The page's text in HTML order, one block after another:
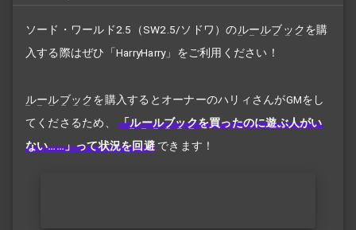
ソード・ワールド2.5（SW2.5/ソドワ）のルールブックを購
入する際はぜひ「HarryHarry」をご利用ください！
ルールブックを購入するとオーナーのハリィさんがGMをし
てくださるため、
「ルールブックを買ったのに遊ぶ人がい
ない……」って状況を回避 できます！